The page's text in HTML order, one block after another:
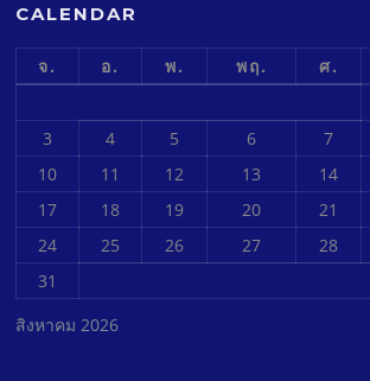
CALENDAR
สิงหาคม 2026
จ. อ. พ. พฤ. ศ.
3
4 5 6 7
10
11 12 13 14
17
18 19 20 21
24
25 26 27 28
31